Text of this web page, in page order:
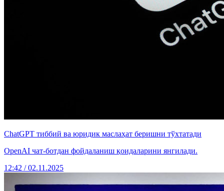
ChatGPT тиббий ва юридик маслаҳат беришни тўхтатади
OpenAI чат-ботдан фойдаланиш қоидаларини янгилади.
12:42 / 02.11.2025